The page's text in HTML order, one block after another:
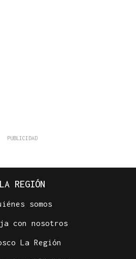
LA REGIÓN
somos
con nosotros
La Región